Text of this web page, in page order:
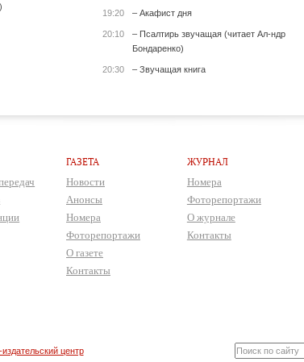
19:20 – Акафист дня
20:10
– Псалтирь звучащая (читает Ал-ндр
Бондаренко)
20:30 – Звучащая книга
ГАЗЕТА
Новости
Анонсы
Номера
Фоторепортажи
О газете
Контакты
ЖУРНАЛ
Номера
Фоторепортажи
О журнале
Контакты
центр